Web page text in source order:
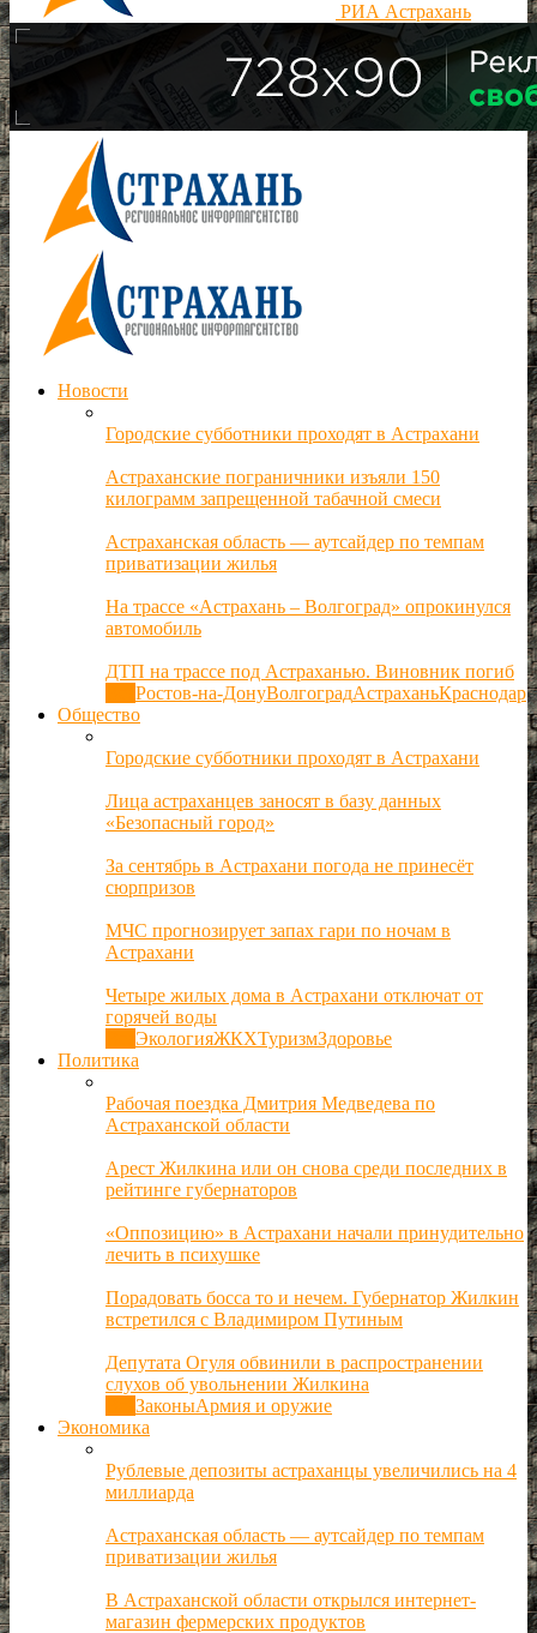
РИА Астрахань
Новости
Городские субботники проходят в Астрахани
Астраханские пограничники изъяли 150
килограмм запрещенной табачной смеси
Астраханская область — аутсайдер по темпам
приватизации жилья
На трассе «Астрахань – Волгоград» опрокинулся
автомобиль
ДТП на трассе под Астраханью. Виновник погиб
Ростов-на-ДонуВолгоградАстраханьКраснодар
Общество
Городские субботники проходят в Астрахани
Лица астраханцев заносят в базу данных
«Безопасный город»
За сентябрь в Астрахани погода не принесёт
сюрпризов
МЧС прогнозирует запах гари по ночам в
Астрахани
Четыре жилых дома в Астрахани отключат от
горячей воды
ЭкологияЖКХТуризмЗдоровье
Политика
Рабочая поездка Дмитрия Медведева по
Астраханской области
Арест Жилкина или он снова среди последних в
рейтинге губернаторов
«Оппозицию» в Астрахани начали принудительно
лечить в психушке
Порадовать босса то и нечем. Губернатор Жилкин
встретился с Владимиром Путиным
Депутата Огуля обвинили в распространении
слухов об увольнении Жилкина
ЗаконыАрмия и оружие
Экономика
Рублевые депозиты астраханцы увеличились на 4
миллиарда
Астраханская область — аутсайдер по темпам
приватизации жилья
В Астраханской области открылся интернет-
магазин фермерских продуктов